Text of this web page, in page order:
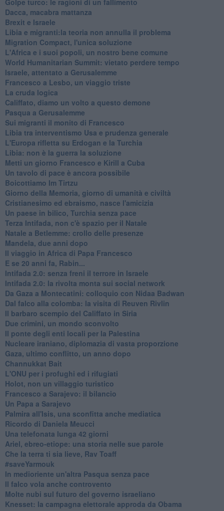
Dacca, macabra mattanza
Brexit e Israele
Libia e migranti:la teoria non annulla il problema
Migration Compact, l'unica soluzione
L'Africa e i suoi popoli, un nostro bene comune
World Humanitarian Summit: vietato perdere tempo
Israele, attentato a Gerusalemme
Francesco a Lesbo, un viaggio triste
La cruda logica
Califfato, diamo un volto a questo demone
Pasqua a Gerusalemme
Sui migranti il monito di Francesco
Libia tra interventismo Usa e prudenza generale
L'Europa rifletta su Erdogan e la Turchia
Libia: non è la guerra la soluzione
Metti un giorno Francesco e Kirill a Cuba
Un tavolo di pace è ancora possibile
Boicottiamo Im Tirtzu
Giorno della Memoria, giorno di umanità e civiltà
Cristianesimo ed ebraismo, nasce l'amicizia
Un paese in bilico, Turchia senza pace
Terza Intifada, non c'è spazio per il Natale
Natale a Betlemme: crollo delle presenze
Mandela, due anni dopo
Il viaggio in Africa di Papa Francesco
E se 20 anni fa, Rabin...
Intifada 2.0: senza freni il terrore in Israele
Intifada 2.0: la rivolta monta sui social network
Da Gaza a Montecatini: colloquio con Nidaa Badwan
Dal falco alla colomba: la visita di Reuven Rivlin
Il barbaro scempio del Califfato in Siria
Due crimini, un mondo sconvolto
Il ponte degli enti locali per la Palestina
Nucleare iraniano, diplomazia di vasta proporzione
Gaza, ultimo conflitto, un anno dopo
Channukkat Bait
L'ONU per i profughi ed i rifugiati
Holot, non un villaggio turistico
Francesco a Sarajevo: il bilancio
Un Papa a Sarajevo
Palmira all'Isis, una sconfitta anche mediatica
Ricordo di Daniela Meucci
​Una telefonata lunga 42 giorni
​Ariel, ebreo-etiope: una storia nelle sue parole
Che la terra ti sia lieve, Rav Toaff
​#saveYarmouk
​In medioriente un'altra Pasqua senza pace
​Il falco vola anche controvento
Molte nubi sul futuro del governo israeliano
Knesset: la campagna elettorale approda da Obama